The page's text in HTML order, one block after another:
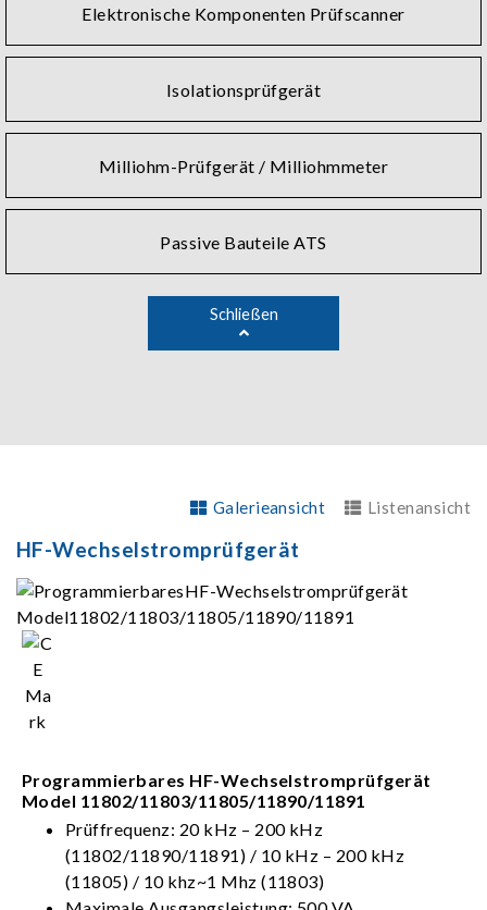
Elektronische Komponenten Prüfscanner
Isolationsprüfgerät
Milliohm-Prüfgerät / Milliohmmeter
Passive Bauteile ATS
Schließen
Galerieansicht Listenansicht
HF-Wechselstromprüfgerät
Programmierbares HF-Wechselstromprüfgerät
Model 11802/11803/11805/11890/11891
Prüffrequenz: 20 kHz – 200 kHz
(11802/11890/11891) / 10 kHz – 200 kHz
(11805) / 10 khz~1 Mhz (11803)